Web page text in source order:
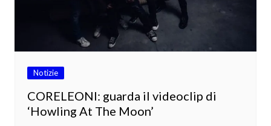
Notizie
CORELEONI: guarda il videoclip di
‘Howling At The Moon’